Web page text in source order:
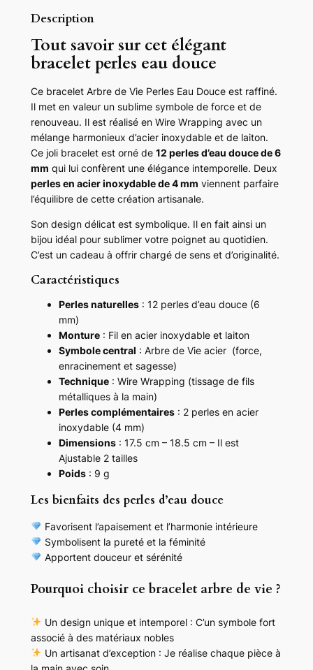
e
r
a
e
l
e
t
A
r
b
r
d
e
V
e
a
c
r
i
o
x
y
Description
Tout savoir sur cet élégant
bracelet perles eau douce
Ce bracelet Arbre de Vie Perles Eau Douce est raffiné.
Il met en valeur un sublime symbole de force et de
renouveau. Il est réalisé en Wire Wrapping avec un
mélange harmonieux d’acier inoxydable et de laiton.
Ce joli bracelet est orné de 12 perles d’eau douce de 6
mm qui lui confèrent une élégance intemporelle. Deux
perles en acier inoxydable de 4 mm viennent parfaire
l’équilibre de cette création artisanale.
Son design délicat est symbolique. Il en fait ainsi un
bijou idéal pour sublimer votre poignet au quotidien.
C’est un cadeau à offrir chargé de sens et d’originalité.
Caractéristiques
Perles naturelles: 12 perles d’eau douce (6
mm)
Monture: Fil en acier inoxydable et laiton
Symbole central : Arbre de Vie acier (force,
enracinement et sagesse)
Technique: Wire Wrapping (tissage de fils
métalliques à la main)
Perles complémentaires: 2 perles en acier
inoxydable (4 mm)
Dimensions: 17.5 cm – 18.5 cm – Il est
Ajustable 2 tailles
Poids: 9 g
Les bienfaits des perles d’eau douce
Favorisent l’apaisement et l’harmonie intérieure
Symbolisent la pureté et la féminité
Apportent douceur et sérénité
Pourquoi choisir ce bracelet arbre de vie ?
Un design unique et intemporel : C’un symbole fort
associé à des matériaux nobles
Un artisanat d’exception : Je réalise chaque pièce à